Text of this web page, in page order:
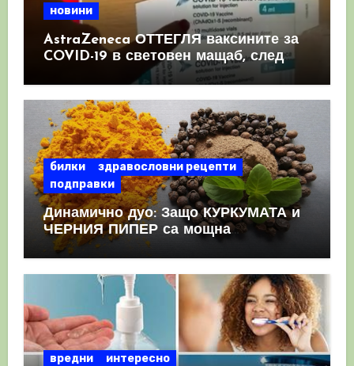
новини
AstraZeneca ОТТЕГЛЯ ваксините за
COVID-19 в световен мащаб, след
като призна, че те причиняват
билки
здравословни рецепти
подправки
Динамично дуо: Защо КУРКУМАТА и
ЧЕРНИЯ ПИПЕР са мощна
комбинация
вредни интересно